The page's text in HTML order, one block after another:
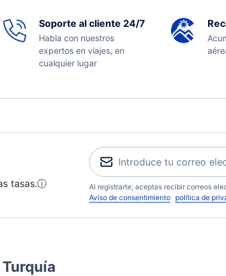
Soporte al cliente 24/7
Habla con nuestros
expertos en viajes, en
cualquier lugar
tasas.ⓘ
Al registrarte, aceptas recibir correos
Aviso de consentimiento política de